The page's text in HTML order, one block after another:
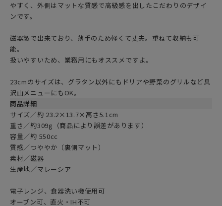
やすく、外側はマットな質感で高級感を出したこだわりのデザイ
ンです。
磁器製で出来ており、薄手のため軽くて丈夫。重ねて収納も可
能。
扱いやすいため、業務用にもオススメですよ。
23cmのサイズは、グラタン以外にもドリアや野菜のグリルなど具
沢山メニューにもOK。
商品詳細
サイズ／約 23.2×13.7×高さ5.1cm
重さ／約309g（商品により誤差があります）
容量／約 550cc
質感／つややか（裏側マット）
素材／磁器
生産地／マレーシア
電子レンジ、食器洗い機使用可
オーブン可、直火・IH不可